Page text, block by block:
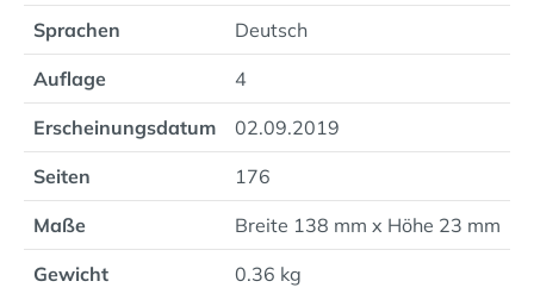
Sprachen Deutsch
Auflage 4
Erscheinungsdatum 02.09.2019
Seiten 176
Maße Breite 138 mm x Höhe 23 mm
Gewicht 0.36 kg